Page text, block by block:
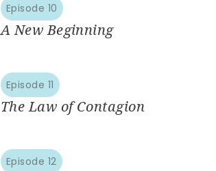
Episode 10
A New Beginning
Episode 11
The Law of Contagion
Episode 12